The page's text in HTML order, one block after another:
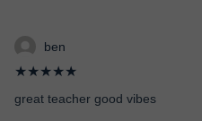
ben
★★★★★
great teacher good vibes